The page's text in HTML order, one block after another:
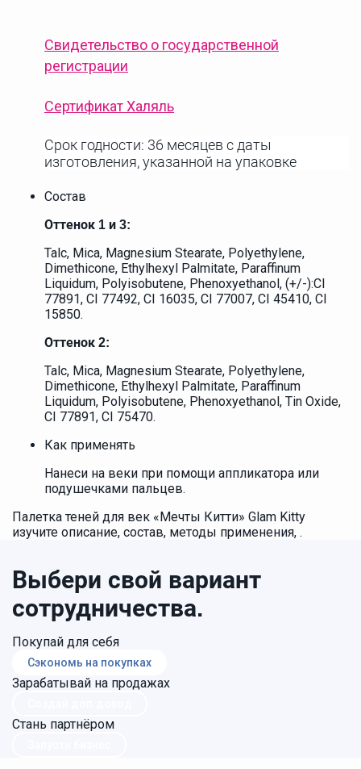
Свидетельство о государственной
регистрации
Сертификат Халяль
Срок годности: 36 месяцев с даты
изготовления, указанной на упаковке
Состав
Оттенок 1 и 3:
Talc, Mica, Magnesium Stearate, Polyethylene,
Dimethicone, Ethylhexyl Palmitate, Paraffinum
Liquidum, Polyisobutene, Phenoxyethanol, (+/-):CI
77891, CI 77492, CI 16035, CI 77007, CI 45410, CI
15850.
Оттенок 2:
Talc, Mica, Magnesium Stearate, Polyethylene,
Dimethicone, Ethylhexyl Palmitate, Paraffinum
Liquidum, Polyisobutene, Phenoxyethanol, Tin Oxide,
CI 77891, CI 75470.
Как применять
Нанеси на веки при помощи аппликатора или
подушечками пальцев.
Палетка теней для век «Мечты Китти» Glam Kitty
изучите описание, состав, методы применения, .
Выбери свой вариант
сотрудничества.
Покупай для себя
Сэкономь на покупках
Зарабатывай на продажах
Стань партнёром